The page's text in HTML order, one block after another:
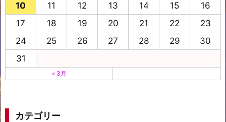
10
11 12 13 14 15
16
17
18 19 20 21 22
23
24
25 26 27 28 29
30
31
« 3月
カテゴリー